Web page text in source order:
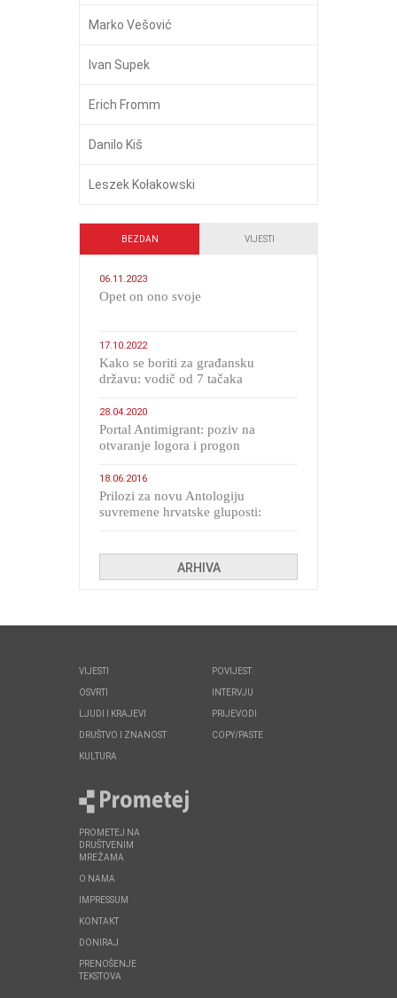
Marko Vešović
Ivan Supek
Erich Fromm
Danilo Kiš
Leszek Kołakowski
BEZDAN VIJESTI
06.11.2023
​Opet on ono svoje
17.10.2022
Kako se boriti za građansku
državu: vodič od 7 tačaka
28.04.2020
Portal Antimigrant: poziv na
otvaranje logora i progon
18.06.2016
Prilozi za novu Antologiju
suvremene hrvatske gluposti:
ARHIVA
VIJESTI
OSVRTI
LJUDI I KRAJEVI
DRUŠTVO I ZNANOST
KULTURA
POVIJEST
INTERVJU
PRIJEVODI
COPY/PASTE
PROMETEJ NA
DRUŠTVENIM
MREŽAMA
O NAMA
IMPRESSUM
KONTAKT
DONIRAJ
PRENOŠENJE
TEKSTOVA